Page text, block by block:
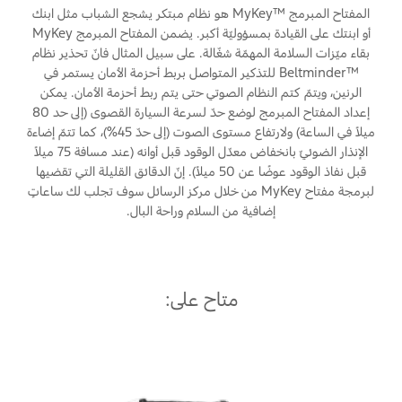
البحرين
العراق
الأردن
الكويت
لبنان
طلب سعر
البحث عن الوكيل
أسطول فورد
إضافات
فورد بروتكت
خطة الخدمات الممتدة
خطة الخدمات الممتدة
إصلاح أضرار الحوادث
القسائم والخصومات الخاصة بالصيانة
الإطارات
خدمات فورد
خدمة المحرك
المفتاح المبرمج ™MyKey هو نظام مبتكر يشجع الشباب مثل ابنك
أو ابنتك على القيادة بمسؤوليّة أكبر. يضمن المفتاح المبرمج MyKey
بقاء ميّزات السلامة المهمّة شغّالة. على سبيل المثال فانّ تحذير نظام
™Beltminder للتذكير المتواصل بربط أحزمة الأمان يستمر في
الرنين، ويتمّ كتم النظام الصوتي حتى يتم ربط أحزمة الأمان. يمكن
إعداد المفتاح المبرمج لوضع حدّ لسرعة السيارة القصوى (إلى حد 80
ميلاً في الساعة) ولارتفاع مستوى الصوت (إلى حدّ 45%)، كما تتمّ إضاءة
الإنذار الضوئيّ بانخفاض معدّل الوقود قبل أوانه (عند مسافة 75 ميلاً
قبل نفاذ الوقود عوضًا عن 50 ميلاً). إنّ الدقائق القليلة التي تقضيها
لبرمجة مفتاح MyKey من خلال مركز الرسائل سوف تجلب لك ساعاتٍ
إضافية من السلام وراحة البال.
متاح على: